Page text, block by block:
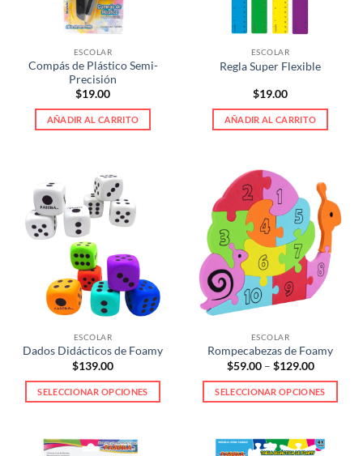
elegir
en
página
de
producto
ESCOLAR
Compás de Plástico Semi-
Precisión
$19.00
AÑADIR AL CARRITO
ESCOLAR
Regla Super Flexible
$19.00
AÑADIR AL CARRITO
ESCOLAR
Dados Didácticos de Foamy
$139.00
SELECCIONAR OPCIONES
tiene
ESCOLAR
Rompecabezas de Foamy
$59.00 – $129.00Price
$59.00
through
SELECCIONAR OPCIONES
tiene